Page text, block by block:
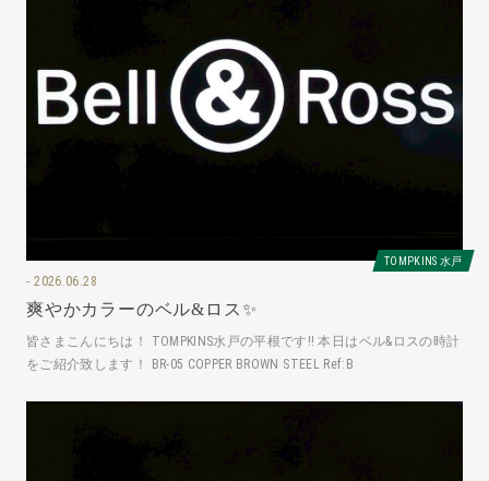
TOMPKINS 水戸
2026.06.28
爽やかカラーのベル&ロス✨
皆さまこんにちは！ TOMPKINS水戸の平根です‼️ 本日はベル&ロスの時計
をご紹介致します！ BR-05 COPPER BROWN STEEL Ref:B